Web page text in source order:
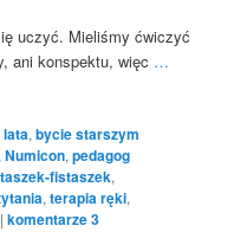
uczyć. Mieliśmy ćwiczyć
ani konspektu, więc …
lata,bycie starszym
,Numicon,pedagog
fistaszek,
,terapia ręki,
|komentarze3